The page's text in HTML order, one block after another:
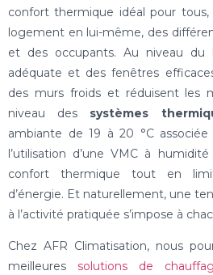
confort thermique idéal pour
logement en lui-même, des
et des occupants. Au niveau du
adéquate et des fenêtres
des murs froids et réduisent les
niveau des systèmes
ambiante de 19 à 20 °C
l’utilisation d’une VMC à
confort thermique tout en
d’énergie. Et naturellement, une
à l’activité pratiquée s’impose à
Chez AFR Climatisation, nous
meilleures solutions de